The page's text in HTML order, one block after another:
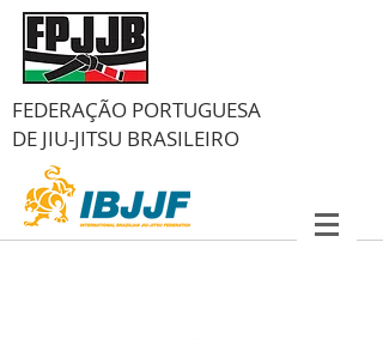
FEDERAÇÃO PORTUGUESA
DE JIU-JITSU BRASILEIRO